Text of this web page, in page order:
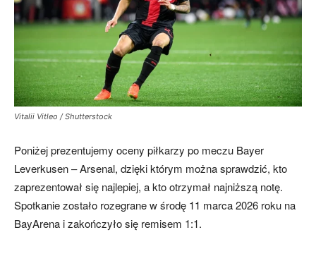
(transfery,
mecze,
skład)
Vitalii Vitleo / Shutterstock
Poniżej prezentujemy oceny piłkarzy po meczu Bayer
Leverkusen – Arsenal, dzięki którym można sprawdzić, kto
zaprezentował się najlepiej, a kto otrzymał najniższą notę.
Spotkanie zostało rozegrane w środę 11 marca 2026 roku na
BayArena i zakończyło się remisem 1:1.